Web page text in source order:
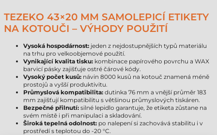
TEZEKO 43×20 MM SAMOLEPICÍ ETIKETY
NA KOTOUČI – VÝHODY POUŽITÍ
Vysoká hospodárnost: jeden z nejdostupnějších typů materiálu
na trhu pro velkoobjemové použití.
Vynikající kvalita tisku: kombinace papírového povrchu a WAX
barvicí pásky zajišťuje ostré čárové kódy.
Vysoký počet kusů: návin 8000 kusů na kotouč znamená méně
prostojů a vyšší produktivitu.
Průmyslová kompatibilita: dutinka 76 mm a vnější průměr 183
mm zajišťují kompatibilitu s většinou průmyslových tiskáren.
Bezpečné přilnutí: silné lepidlo garantuje, že etiketa zůstane na
svém místě i při manipulaci a skladování.
Široká tepelná odolnost: po nalepení si zachovává stabilitu i v
prostředí s teplotou do -20 °C.